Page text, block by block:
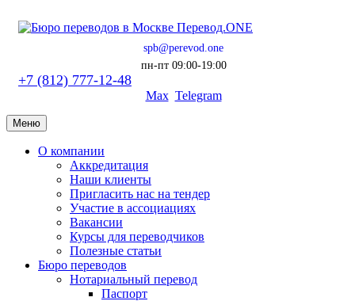
spb@perevod.one
пн-пт 09:00-19:00
+7 (812) 777-12-48
Max Telegram
Меню
О компании
Аккредитация
Наши клиенты
Пригласить нас на тендер
Участие в ассоциациях
Вакансии
Курсы для переводчиков
Полезные статьи
Бюро переводов
Нотариальный перевод
Паспорт